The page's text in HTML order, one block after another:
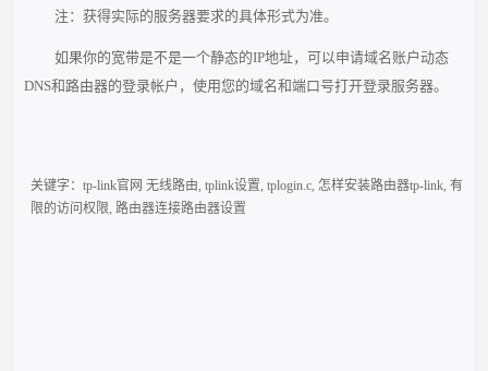
注：获得实际的服务器要求的具体形式为准。
如果你的宽带是不是一个静态的IP地址，可以申请域名账户动态
DNS和路由器的登录帐户，使用您的域名和端口号打开登录服务器。
关键字：tp-link官网 无线路由,tplink设置,tplogin.c, 怎样安装路由器tp-link,有
限的访问权限,路由器连接路由器设置